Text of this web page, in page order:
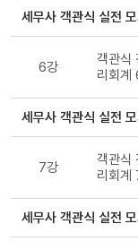
세무사 객관식 실전
6강
객관식
리회계
세무사 객관식 실전
7강
객관식
리회계
세무사 객관식 실전